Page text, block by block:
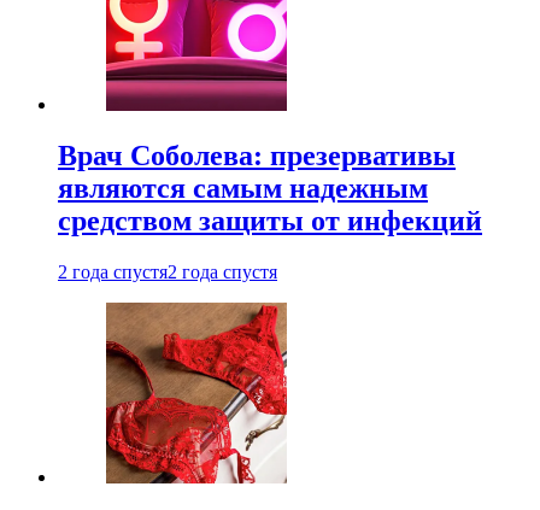
Врач Соболева: презервативы
являются самым надежным
средством защиты от инфекций
2 года спустя2 года спустя